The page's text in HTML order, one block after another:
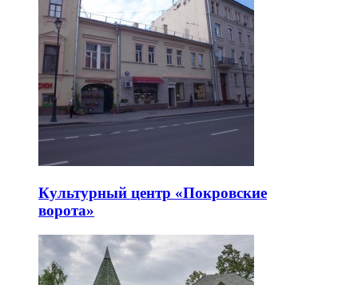
Культурный центр «Покровские
ворота»